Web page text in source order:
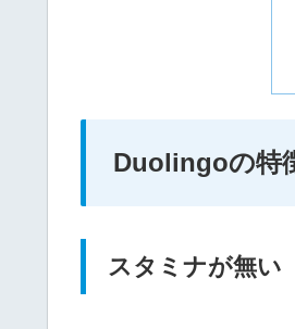
Duolingoの特
スタミナが無い